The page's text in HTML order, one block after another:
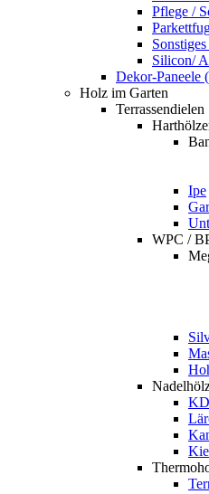
Pflege /
Silicon/
Dekor-Paneele
Holz im Garten
Terrassendielen
Ipe
WPC /